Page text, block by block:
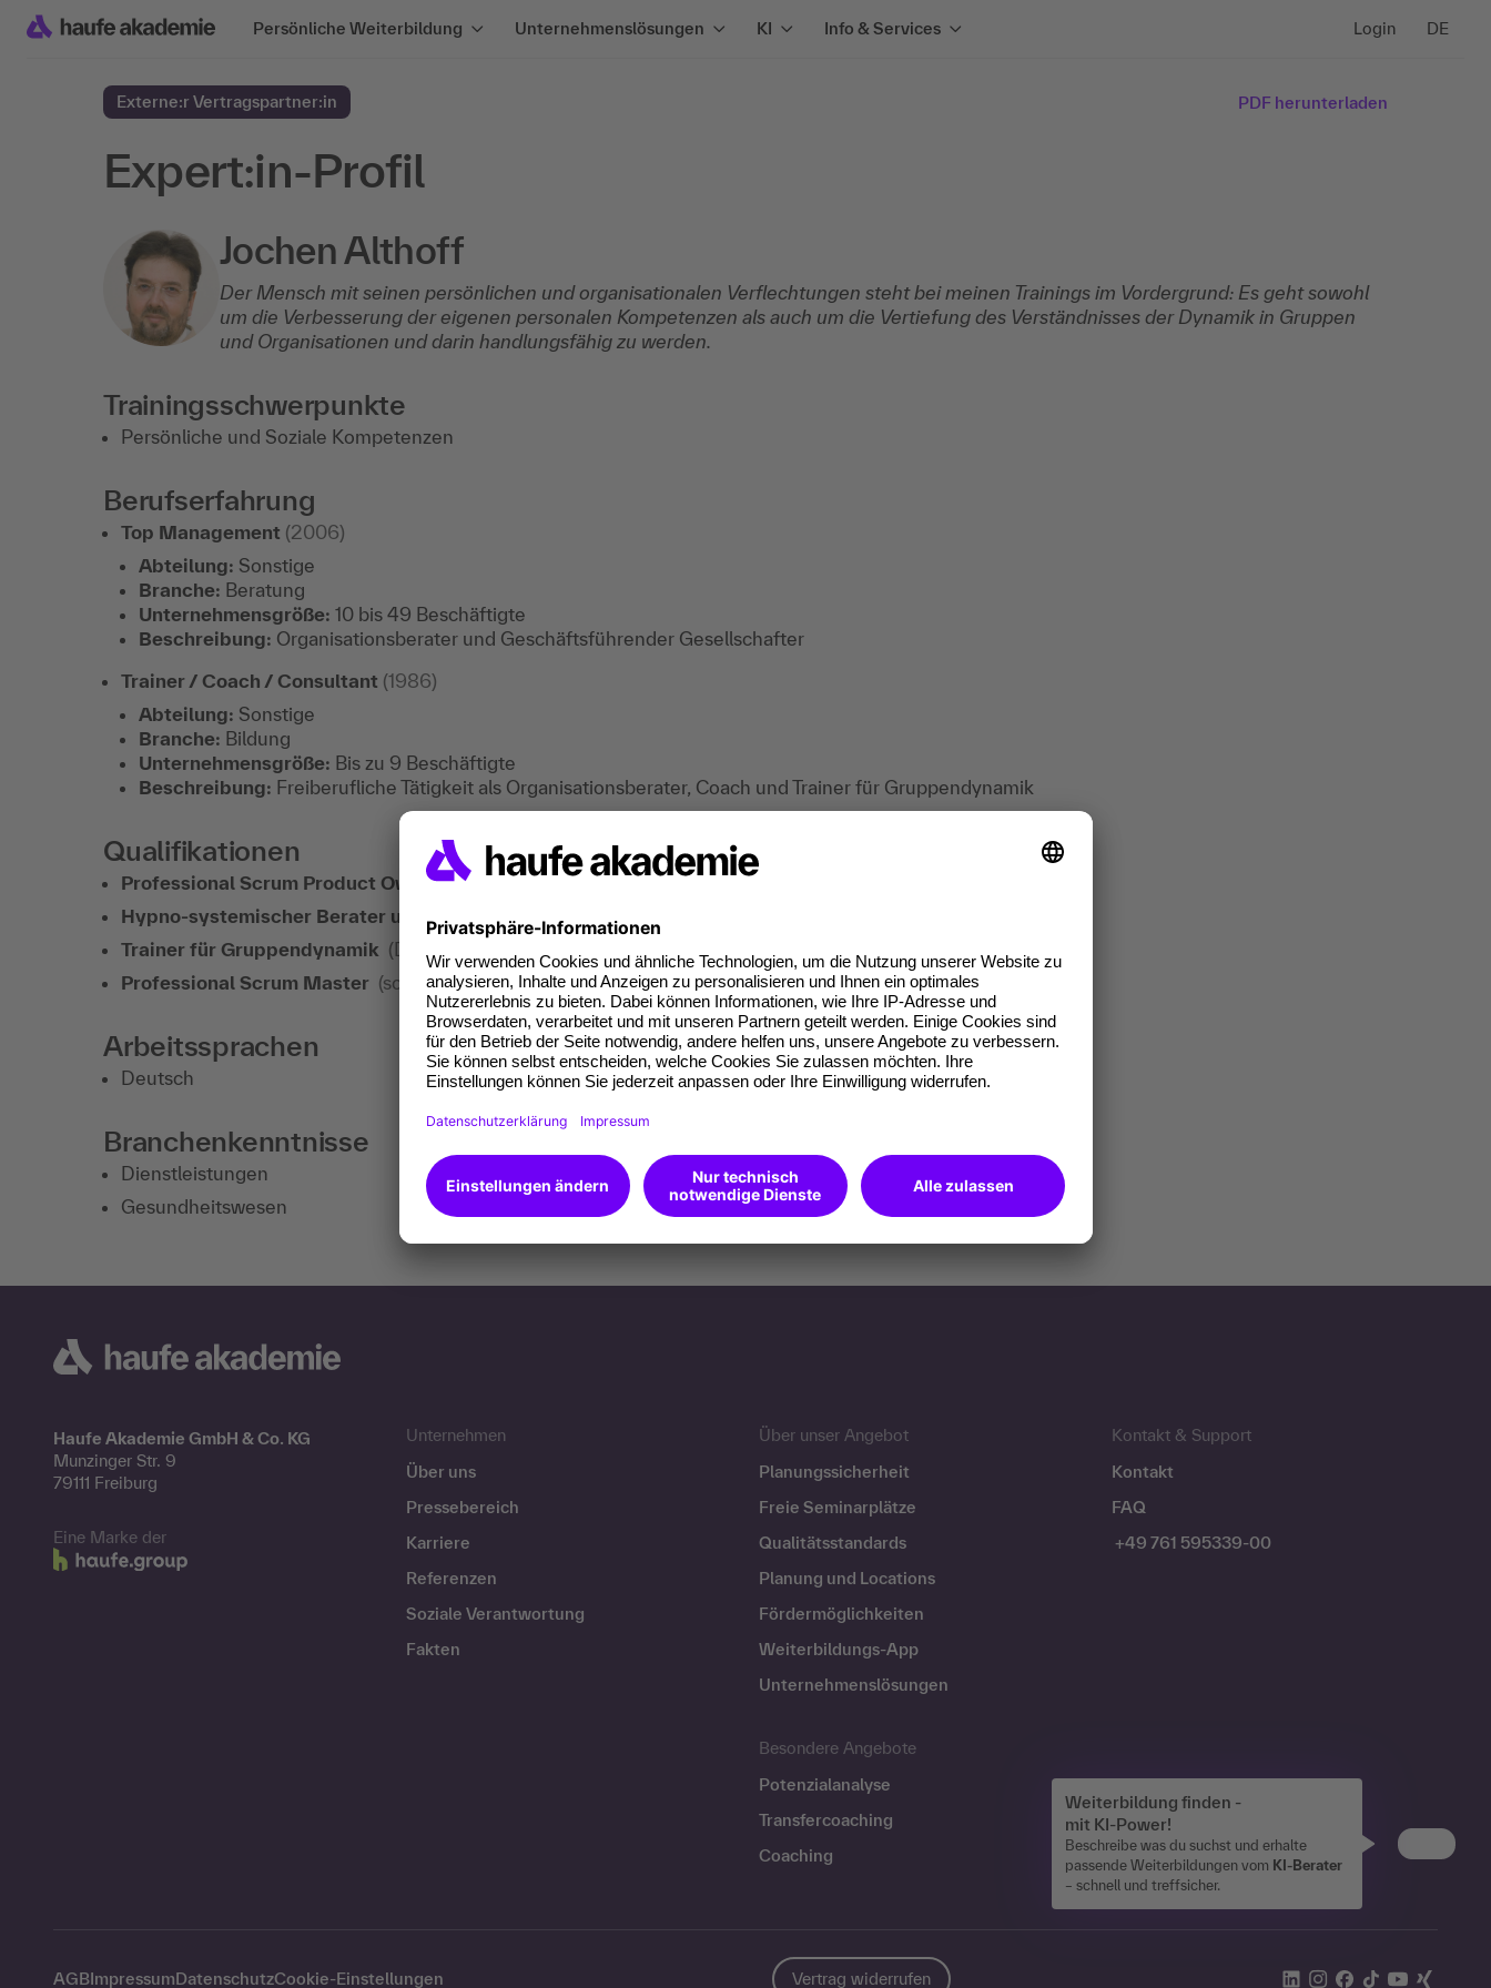
Persönliche Weiterbildung Unternehmenslösungen KI Info & Services Login DE
Externe:r Vertragspartner:in PDF herunterladen
Expert:in-Profil
Jochen Althoff
Der Mensch mit seinen persönlichen und organisationalen Verflechtungen steht bei meinen Trainings im Vordergrund: Es geht sowohl
um die Verbesserung der eigenen personalen Kompetenzen als auch um die Vertiefung des Verständnisses der Dynamik in Gruppen
und Organisationen und darin handlungsfähig zu werden.
Trainingsschwerpunkte
Persönliche und Soziale Kompetenzen
Berufserfahrung
Top Management (2006)
Abteilung: Sonstige
Branche: Beratung
Unternehmensgröße: 10 bis 49 Beschäftigte
Beschreibung: Organisationsberater und Geschäftsführender Gesellschafter
Trainer / Coach / Consultant (1986)
Abteilung: Sonstige
Branche: Bildung
Unternehmensgröße: Bis zu 9 Beschäftigte
Beschreibung: Freiberufliche Tätigkeit als Organisationsberater, Coach und Trainer für Gruppendynamik
Qualifikationen
Professional Scrum Product Owner (scrum.org, 2026)
Hypno-systemischer Berater und Coach
(Milton-Erickson-Institut Heidelberg, 2010)
Trainer für Gruppendynamik (DAGG / DGGO, 2001)
Professional Scrum Master (scrum.org, 2026)
Arbeitssprachen
Deutsch
Branchenkenntnisse
Dienstleistungen
Gesundheitswesen
Haufe Akademie GmbH & Co. KG
Munzinger Str. 9
79111 Freiburg
Eine Marke der
Unternehmen
Über uns
Pressebereich
Karriere
Referenzen
Soziale Verantwortung
Fakten
Über unser Angebot
Planungssicherheit
Freie Seminarplätze
Qualitätsstandards
Planung und Locations
Fördermöglichkeiten
Weiterbildungs-App
Unternehmenslösungen
Besondere Angebote
Potenzialanalyse
Transfercoaching
Coaching
Kontakt & Support
Kontakt
FAQ
+49 761 595339-00
AGBImpressumDatenschutzCookie-Einstellungen Vertrag widerrufen
Weiterbildung finden -
mit KI-Power!
Beschreibe was du suchst und erhalte
passende Weiterbildungen vom KI-Berater
– schnell und treffsicher.